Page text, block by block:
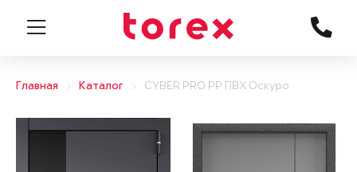
Главная Каталог CYBER PRO PP ПВХ Оскуро